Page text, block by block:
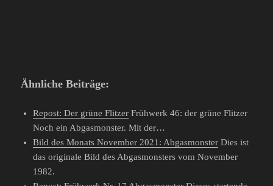
Ähnliche Beiträge:
Repost: Der grüne Flitzer Frühwerk 46: der grüne Flitzer
Noch ein Abgasmonster. Mit der…
Bild des Monats November 2021: Abgasmonster Dies ist
das originale Bild des Abgasmonsters vom November
1982.